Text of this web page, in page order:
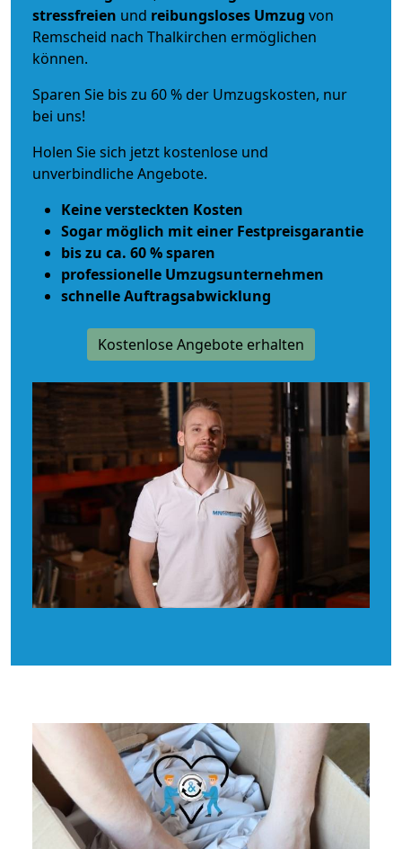
stressfreien und reibungsloses Umzug von
Remscheid nach Thalkirchen ermöglichen
können.
Sparen Sie bis zu 60 % der Umzugskosten, nur
bei uns!
Holen Sie sich jetzt kostenlose und
unverbindliche Angebote.
Keine versteckten Kosten
Sogar möglich mit einer Festpreisgarantie
bis zu ca. 60 % sparen
professionelle Umzugsunternehmen
schnelle Auftragsabwicklung
Kostenlose Angebote erhalten